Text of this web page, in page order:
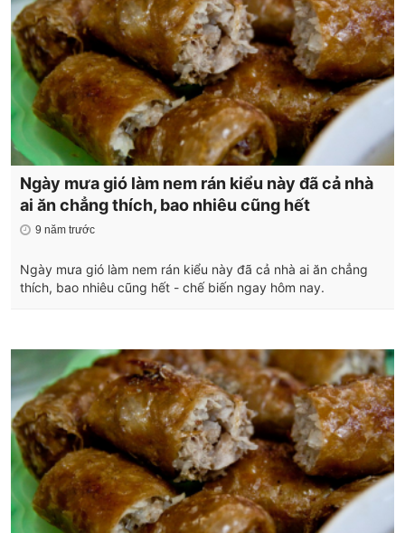
Ngày mưa gió làm nem rán kiểu này đã cả nhà
ai ăn chẳng thích, bao nhiêu cũng hết
9 năm trước
Ngày mưa gió làm nem rán kiểu này đã cả nhà ai ăn chẳng
thích, bao nhiêu cũng hết - chế biến ngay hôm nay.